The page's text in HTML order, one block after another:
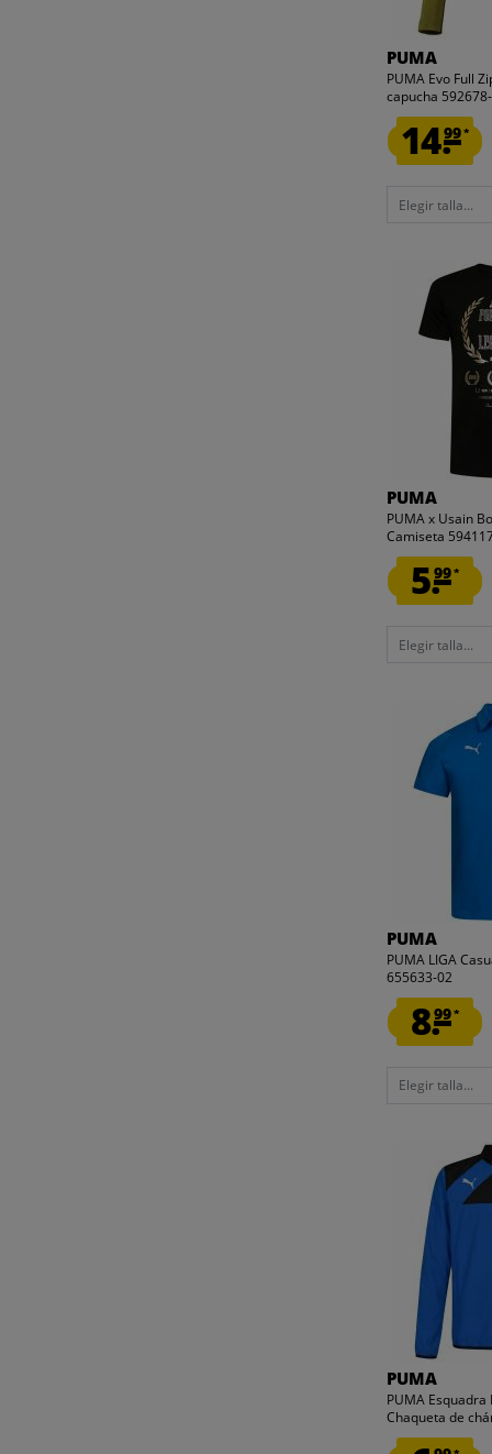
PUMA
PUMA Evo Full
capucha
14.99*
Elegir talla...
PUMA
PUMA x Usain
Camiseta
5.99*
Elegir talla...
PUMA
PUMA LIGA
655633-02
8.99*
Elegir talla...
PUMA
PUMA Esquadra
Chaqueta de